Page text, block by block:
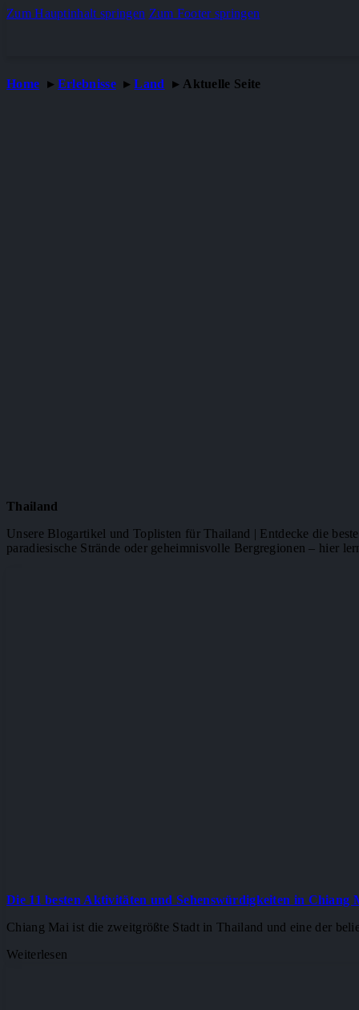
Zum Hauptinhalt springen Zum Footer springen
Home Erlebnisse Land Aktuelle Seite
Thailand
Unsere Blogartikel und Toplisten für Thailand | Entdecke die
paradiesische Strände oder geheimnisvolle Bergregionen – hier
Die 11 besten Aktivitäten und Sehenswürdigkeiten in Chiang
Chiang Mai ist die zweitgrößte Stadt in Thailand und eine der
Weiterlesen